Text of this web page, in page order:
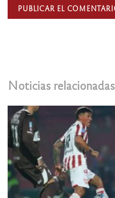
Noticias relacionadas